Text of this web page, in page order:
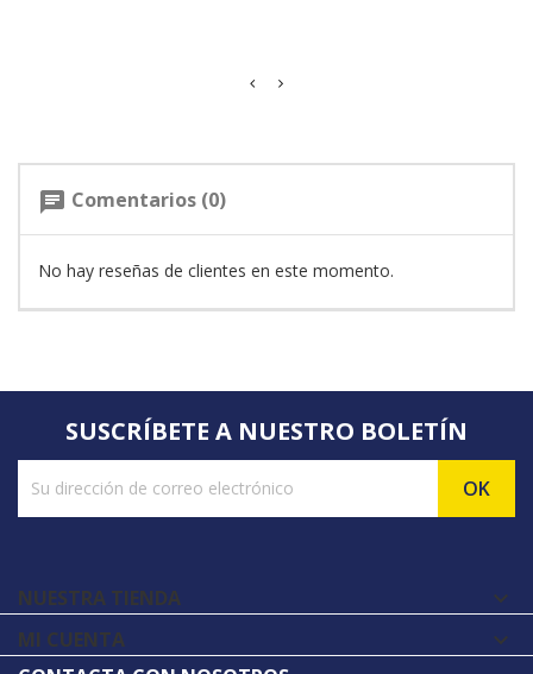
chat Comentarios (0)
No hay reseñas de clientes en este momento.
SUSCRÍBETE A NUESTRO BOLETÍN
NUESTRA TIENDA 
MI CUENTA 